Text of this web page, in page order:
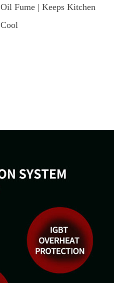
Oil Fume | Keeps Kitchen
Cool